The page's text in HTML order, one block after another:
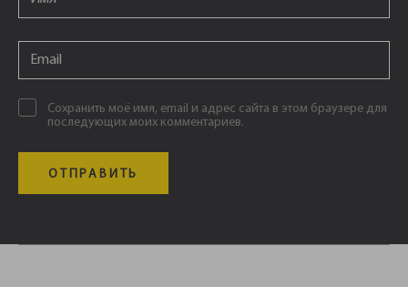
Email*
Сохранить моё имя, email и адрес сайта в этом браузере для
последующих моих комментариев.